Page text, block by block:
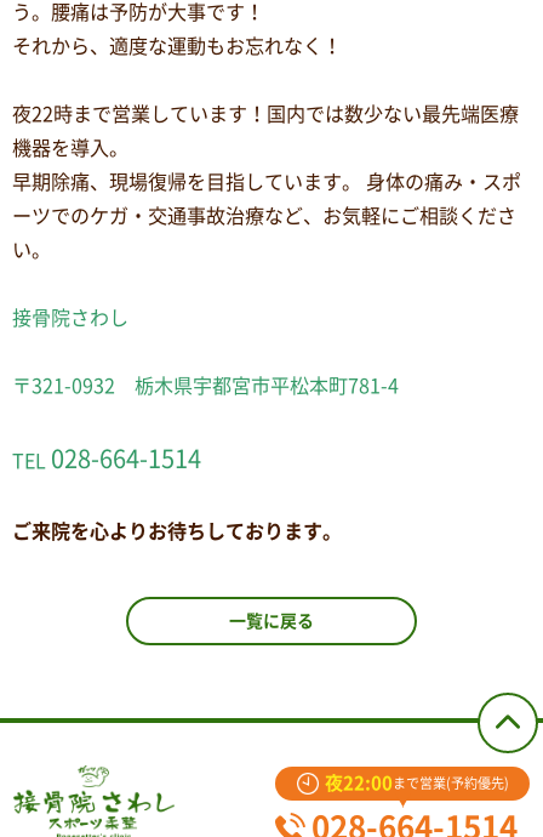
う。腰痛は予防が大事です！
それから、適度な運動もお忘れなく！
夜22時まで営業しています！国内では数少ない最先端医療
機器を導入。
早期除痛、現場復帰を目指しています。 身体の痛み・スポ
ーツでのケガ・交通事故治療など、お気軽にご相談くださ
い。
接骨院さわし
〒321-0932 栃木県宇都宮市平松本町781-4
TEL 028-664-1514
ご来院を心よりお待ちしております。
一覧に戻る
夜22:00 まで営業(予約優先)
028-664-1514